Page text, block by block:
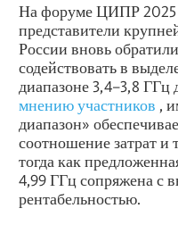
На форуме ЦИПР 2025
представители
России вновь
содействовать в
диапазоне 3,4–3,8 ГГц
мнению участников ,
диапазон»
соотношение затрат и
тогда как
4,99 ГГц сопряжена с
рентабельностью.